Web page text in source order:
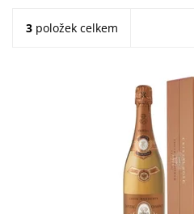
3 položek celkem
Cristal Rosé 2014 od Louis
Intenzivní, sametová chuť
citrusovými tóny. Krémové